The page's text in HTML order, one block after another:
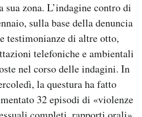
sua zona. L’indagine contro di
sulla base della denuncia
testimonianze di altre otto,
telefoniche e ambientali
nel corso delle indagini. In
la questura ha fatto
32 episodi di «violenze